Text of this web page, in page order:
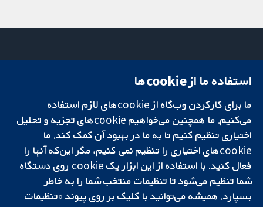
تحقیقات قابل
اعتماد.
تصمیم‌گیری آگاهانه.
سلامت بهتر.
میدان کاوندیش
لندن
W1G 0AN
بریتانیا
دفتر رسانه‌ای
درباره ما
فرصت‌های
شغلی
Cochrane
Library
استفاده ما از cookie‌ها
ما برای کارکردن وب‌گاه از cookie‌های لازم استفاده
می‌کنیم. ما همچنین می‌خواهیم cookie‌های تجزیه و تحلیل
اختیاری تنظیم کنیم تا به ما در بهبود آن کمک کند. ما
cookie‌های اختیاری را تنظیم نمی کنیم، مگر این‌که آنها را
فعال کنید. با استفاده از این ابزار یک cookie‌ روی دستگاه
شما تنظیم می‌شود تا تنظیمات منتخب شما را به خاطر
بسپارد. همیشه می‌توانید با کلیک بر روی پیوند «تنظیمات